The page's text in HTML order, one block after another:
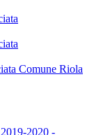
Comune Riola
2020 -